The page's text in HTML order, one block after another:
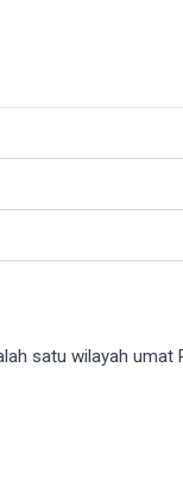
satu wilayah umat